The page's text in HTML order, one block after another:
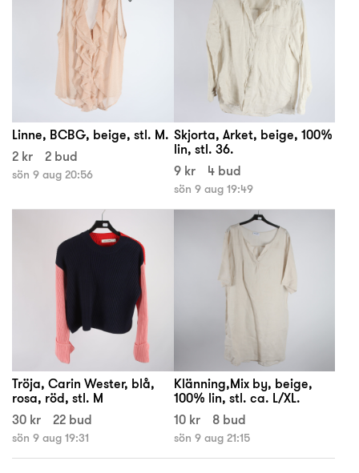
Linne, BCBG, beige, stl. M.
2 kr
2 bud
sön 9 aug 20:56
Skjorta, Arket, beige, 100%
lin, stl. 36.
9 kr
4 bud
sön 9 aug 19:49
Tröja, Carin Wester, blå,
rosa, röd, stl. M
30 kr
22 bud
sön 9 aug 19:31
Klänning,Mix by, beige,
100% lin, stl. ca. L/XL.
10 kr
8 bud
sön 9 aug 21:15